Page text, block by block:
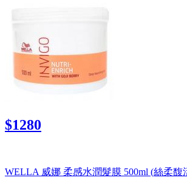
$1280
WELLA 威娜 柔感水潤髮膜 500ml (絲柔馥